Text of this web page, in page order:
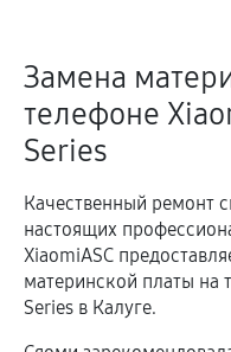
Замена
телефоне
Series
Качественный ремонт
настоящих
XiaomiASC
материнской платы на
Series в Калуге.